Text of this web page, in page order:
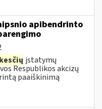
apibendrinto
įstatymų
Respublikos akcizų
paaiškinimą